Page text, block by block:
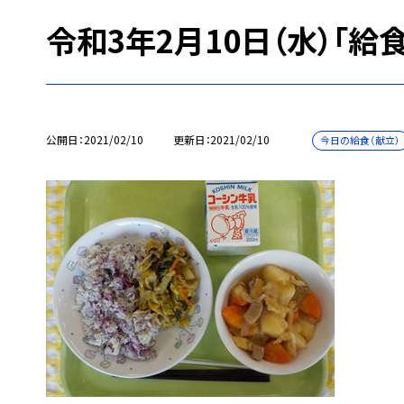
令和3年2月10日（水）「給
公開日 2021/02/10 更新日 2021/02/10 今日の給食（献立）